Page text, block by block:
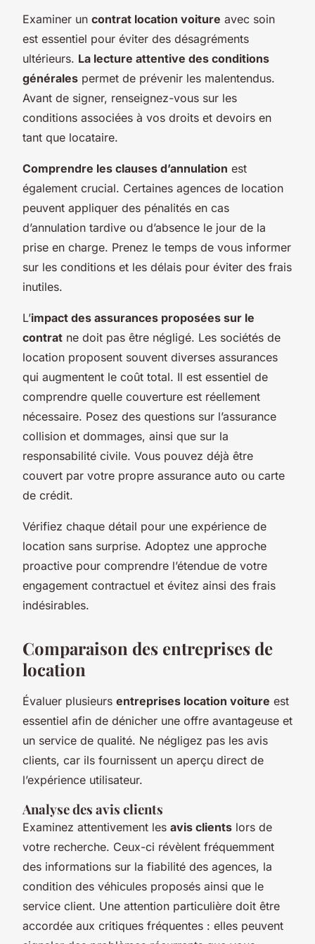
Examiner un contrat location voiture avec soin
est essentiel pour éviter des désagréments
ultérieurs. La lecture attentive des conditions
générales permet de prévenir les malentendus.
Avant de signer, renseignez-vous sur les
conditions associées à vos droits et devoirs en
tant que locataire.
Comprendre les clauses d’annulation est
également crucial. Certaines agences de location
peuvent appliquer des pénalités en cas
d’annulation tardive ou d’absence le jour de la
prise en charge. Prenez le temps de vous informer
sur les conditions et les délais pour éviter des frais
inutiles.
L’impact des assurances proposées sur le
contrat ne doit pas être négligé. Les sociétés de
location proposent souvent diverses assurances
qui augmentent le coût total. Il est essentiel de
comprendre quelle couverture est réellement
nécessaire. Posez des questions sur l’assurance
collision et dommages, ainsi que sur la
responsabilité civile. Vous pouvez déjà être
couvert par votre propre assurance auto ou carte
de crédit.
Vérifiez chaque détail pour une expérience de
location sans surprise. Adoptez une approche
proactive pour comprendre l’étendue de votre
engagement contractuel et évitez ainsi des frais
indésirables.
Comparaison des entreprises de
location
Évaluer plusieurs entreprises location voiture est
essentiel afin de dénicher une offre avantageuse et
un service de qualité. Ne négligez pas les avis
clients, car ils fournissent un aperçu direct de
l’expérience utilisateur.
Analyse des avis clients
Examinez attentivement les avis clients lors de
votre recherche. Ceux-ci révèlent fréquemment
des informations sur la fiabilité des agences, la
condition des véhicules proposés ainsi que le
service client. Une attention particulière doit être
accordée aux critiques fréquentes : elles peuvent